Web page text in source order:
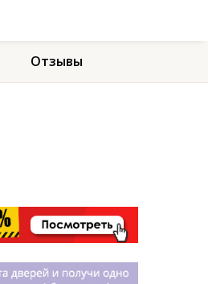
Отзывы